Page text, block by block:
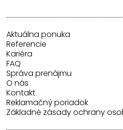
Aktuálna ponuka
Referencie
Kariéra
FAQ
Správa prenájmu
O nás
Kontakt
Reklamačný poriadok
Základné zásady ochrany